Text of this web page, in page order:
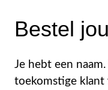
Bestel
Je hebt een
toekomstige